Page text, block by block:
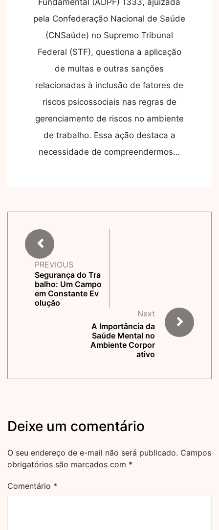
Fundamental (ADPF) 1333, ajuizada
pela Confederação Nacional de Saúde
(CNSaúde) no Supremo Tribunal
Federal (STF), questiona a aplicação
de multas e outras sanções
relacionadas à inclusão de fatores de
riscos psicossociais nas regras de
gerenciamento de riscos no ambiente
de trabalho. Essa ação destaca a
necessidade de compreendermos…
PREVIOUS
Segurança do Tra
balho: Um Campo
em Constante Ev
olução
Next
A Importância da
Saúde Mental no
Ambiente Corpor
ativo
Deixe um comentário
O seu endereço de e-mail não será publicado. Campos
obrigatórios são marcados com *
Comentário *